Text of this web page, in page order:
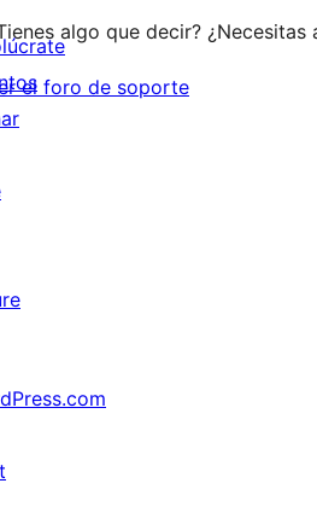
algo que decir? ¿Necesitas
el foro de soporte